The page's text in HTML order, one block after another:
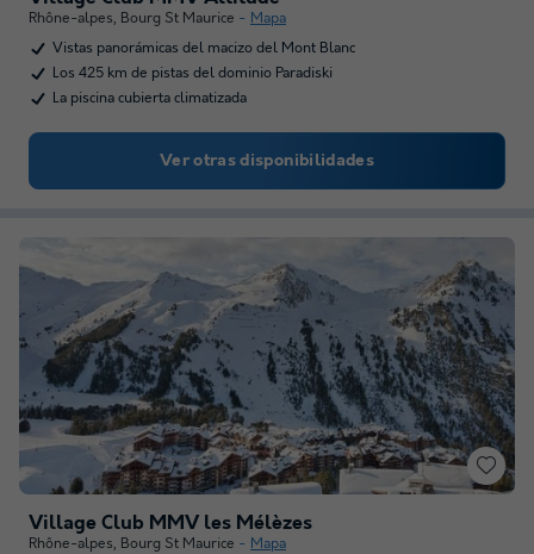
Rhône-alpes, Bourg St Maurice
Mapa
Vistas panorámicas del macizo del Mont Blanc
Los 425 km de pistas del dominio Paradiski
La piscina cubierta climatizada
Ver otras disponibilidades
Village Club MMV les Mélèzes
Rhône-alpes, Bourg St Maurice
Mapa